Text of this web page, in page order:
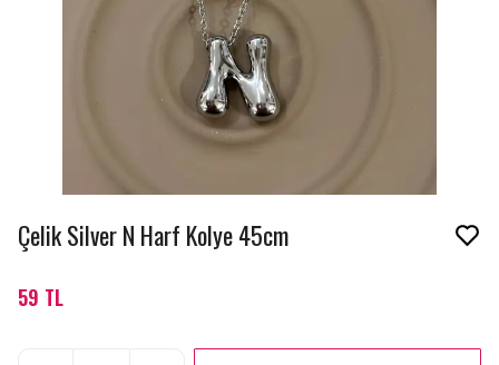
Çelik Silver N Harf Kolye 45cm
59 TL